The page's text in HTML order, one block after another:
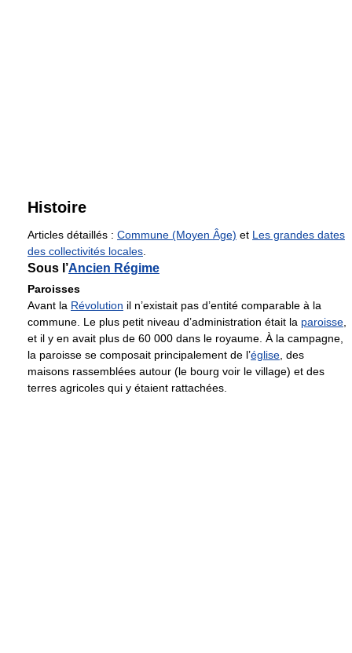
Histoire
Articles détaillés : Commune (Moyen Âge) et Les grandes dates
des collectivités locales
Sous l’Ancien Régime
Paroisses
Avant la Révolution il n’existait pas d’entité comparable à la
commune. Le plus petit niveau d’administration était la paroisse
et il y en avait plus de 60 000 dans le royaume. À la campagne,
la paroisse se composait principalement de l’église , des
maisons rassemblées autour (le bourg voir le village) et des
terres agricoles qui y étaient rattachées.